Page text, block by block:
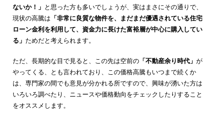
ないか！」 と思った方も多いでしょうが、実はまさにその通りで、
現状の高騰は 「非常に良質な物件を、まだまだ優遇されている住宅
ローン金利を利用して、資金力に長けた富裕層が中心に購入してい
る」 ためだと考えられます。
ただ、長期的な目で見ると、この先は空前の「不動産余り時代」 が
やってくる、とも言われており、この価格高騰もいつまで続くか
は、専門家の間でも意見が分かれる所ですので、興味が湧いた方は
いろいろ調べたり、ニュースや価格動向をチェックしたりすること
をオススメします。